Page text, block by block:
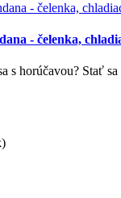
- čelenka,
s horúčavou? Stať